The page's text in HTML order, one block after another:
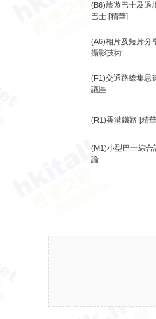
(B6)旅遊巴士及過
巴士 [精華]
(A6)相片及短片分
攝影技術
(F1)交通路線集思
議區
(R1)香港鐵路 [精
(M1)小型巴士綜合
論